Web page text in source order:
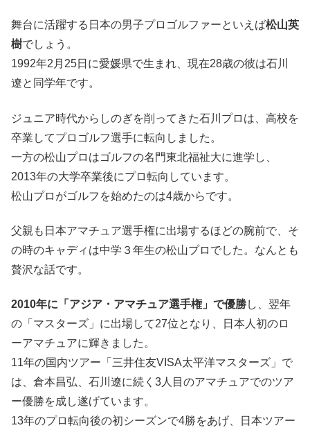
舞台に活躍する日本の男子プロゴルファーといえば松山英
樹でしょう。
1992年2月25日に愛媛県で生まれ、現在28歳の彼は石川
遼と同学年です。
ジュニア時代からしのぎを削ってきた石川プロは、高校を
卒業してプロゴルフ選手に転向しました。
一方の松山プロはゴルフの名門東北福祉大に進学し、
2013年の大学卒業後にプロ転向しています。
松山プロがゴルフを始めたのは4歳からです。
父親も日本アマチュア選手権に出場するほどの腕前で、そ
の時のキャディは中学３年生の松山プロでした。なんとも
贅沢な話です。
2010年に「アジア・アマチュア選手権」で優勝し、翌年
の「マスターズ」に出場して27位となり、日本人初のロ
ーアマチュアに輝きました。
11年の国内ツアー「三井住友VISA太平洋マスターズ」で
は、倉本昌弘、石川遼に続く3人目のアマチュアでのツア
ー優勝を成し遂げています。
13年のプロ転向後の初シーズンで4勝をあげ、日本ツアー